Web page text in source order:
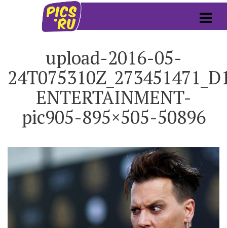
upload-2016-05-
ENTERTAINMENT-
pic905-895×505-50896